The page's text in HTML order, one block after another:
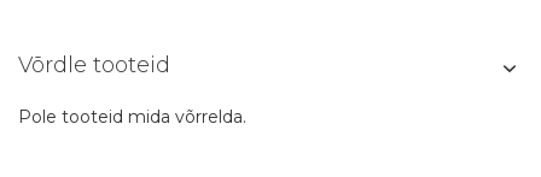
Võrdle tooteid
Pole tooteid mida võrrelda.